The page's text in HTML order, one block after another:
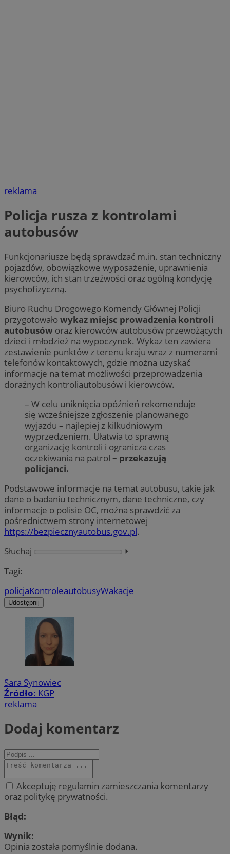
reklama
Policja rusza z kontrolami
autobusów
Funkcjonariusze będą sprawdzać m.in. stan techniczny
pojazdów, obowiązkowe wyposażenie, uprawnienia
kierowców, ich stan trzeźwości oraz ogólną kondycję
psychofizyczną.
Biuro Ruchu Drogowego Komendy Głównej Policji
przygotowałowykaz miejsc prowadzenia kontroli
autobusów oraz kierowców autobusów przewożących
dzieci i młodzież na wypoczynek. Wykaz ten zawiera
zestawienie punktów z terenu kraju wraz z numerami
telefonów kontaktowych, gdzie można uzyskać
informacje na temat możliwości przeprowadzenia
doraźnych kontroliautobusów i kierowców.
– W celu uniknięcia opóźnień rekomenduje
się wcześniejsze zgłoszenie planowanego
wyjazdu – najlepiej z kilkudniowym
wyprzedzeniem. Ułatwia to sprawną
organizację kontroli i ogranicza czas
oczekiwania na patrol – przekazują
policjanci.
Podstawowe informacje na temat autobusu, takie jak
dane o badaniu technicznym, dane techniczne, czy
informacje o polisie OC, można sprawdzić za
pośrednictwem strony internetowej
https://bezpiecznyautobus.gov.pl.
Słuchaj
⏵︎
Tagi:
policjaKontroleautobusyWakacje
Udostępnij
Sara Synowiec
Źródło: KGP
reklama
Dodaj komentarz
Akceptuję regulamin zamieszczania komentarzy
oraz politykę prywatności.
Błąd:
Wynik:
Opinia została pomyślnie dodana.